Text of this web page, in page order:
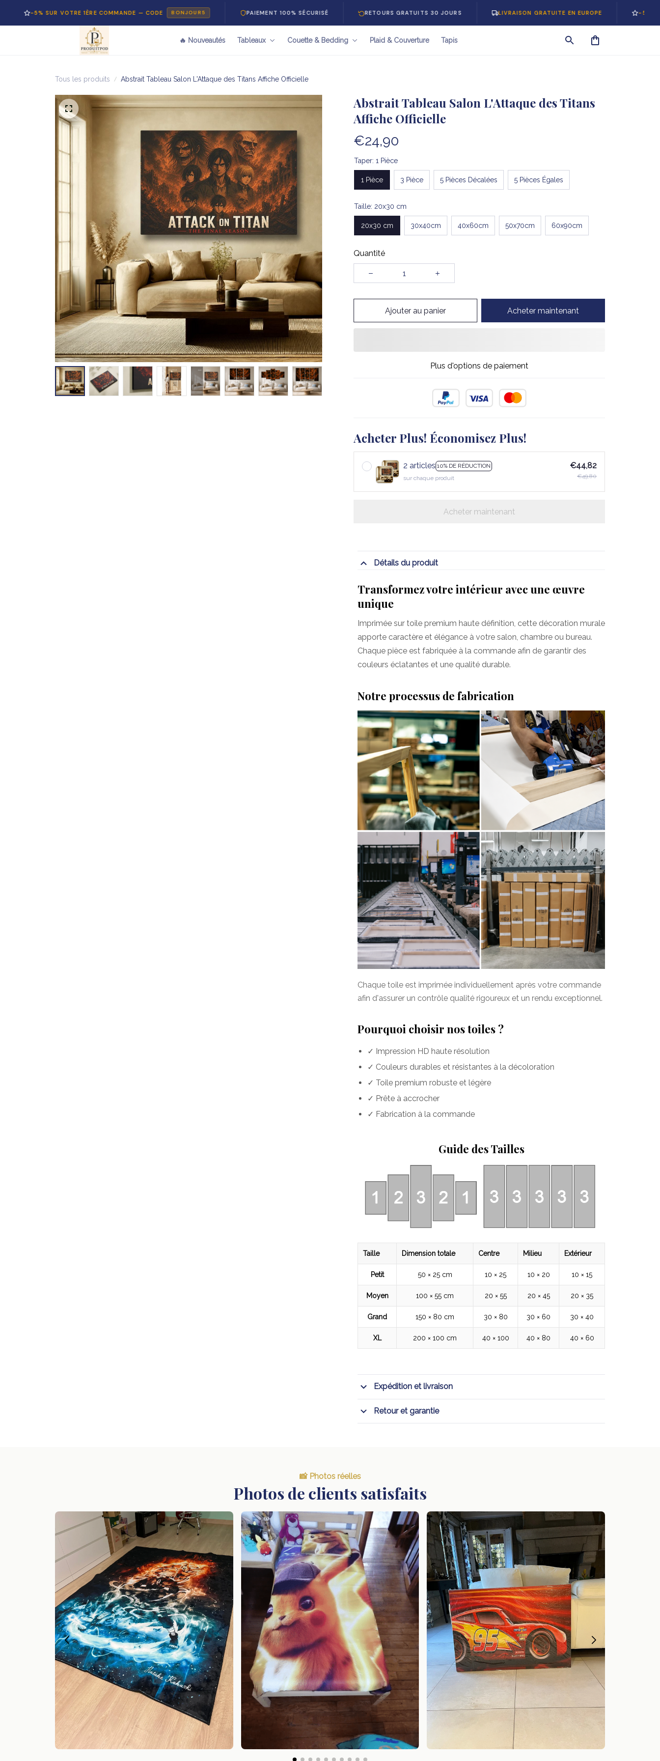
SUR VOTRE 1ÈRE COMMANDE — CODE BONJOUR5 PAIEMENT 100% SÉCURISÉ RETOURS GRATUITS 30 JOURS LIVRAISON GRATUITE EN EUROPE -5% SUR
🔥 Nouveautés Tableaux Couette & Bedding Plaid & Couverture Tapis
Tous les produits Abstrait Tableau Salon L'Attaque des Titans Affiche Officielle
Abstrait Tableau Salon L'Attaque des Titans
Affiche Officielle
€24,90
Taper: 1 Pièce
1 Pièce 3 Pièce 5 Pièces Décalées 5 Pièces Égales
Taille: 20x30 cm
20x30 cm 30x40cm 40x60cm 50x70cm 60x90cm
Quantité
Ajouter au panier Acheter maintenant
Plus d'options de paiement
Acheter Plus! Économisez Plus!
2 articles 10% DE RÉDUCTION
sur chaque produit
€44,82
€49,80
Acheter maintenant
Détails du produit
Transformez votre intérieur avec une œuvre
unique
Imprimée sur toile premium haute définition, cette décoration murale
apporte caractère et élégance à votre salon, chambre ou bureau.
Chaque pièce est fabriquée à la commande afin de garantir des
couleurs éclatantes et une qualité durable.
Notre processus de fabrication
Chaque toile est imprimée individuellement après votre commande
afin d'assurer un contrôle qualité rigoureux et un rendu exceptionnel.
Pourquoi choisir nos toiles ?
✓ Impression HD haute résolution
✓ Couleurs durables et résistantes à la décoloration
✓ Toile premium robuste et légère
✓ Prête à accrocher
✓ Fabrication à la commande
Guide des Tailles
Taille Dimension totale Centre Milieu Extérieur
Petit 50 × 25 cm 10 × 25 10 × 20 10 × 15
Moyen 100 × 55 cm 20 × 55 20 × 45 20 × 35
Grand 150 × 80 cm 30 × 80 30 × 60 30 × 40
XL 200 × 100 cm 40 × 100 40 × 80 40 × 60
Expédition et livraison
Retour et garantie
📸 Photos réelles
Photos de clients satisfaits